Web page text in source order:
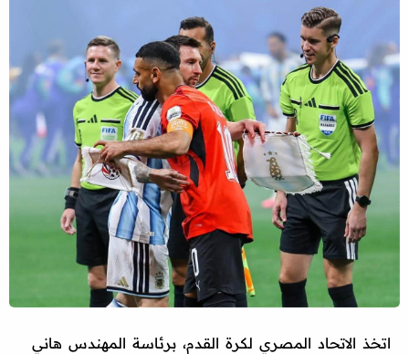
اتخذ الاتحاد المصري لكرة القدم، برئاسة المهندس هاني